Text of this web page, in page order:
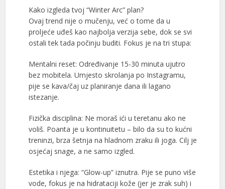
Kako izgleda tvoj “Winter Arc” plan?
Ovaj trend nije o mučenju, već o tome da u
proljeće uđeš kao najbolja verzija sebe, dok se svi
ostali tek tada počinju buditi. Fokus je na tri stupa:
Mentalni reset: Određivanje 15-30 minuta ujutro
bez mobitela. Umjesto skrolanja po Instagramu,
pije se kava/čaj uz planiranje dana ili lagano
istezanje.
Fizička disciplina: Ne moraš ići u teretanu ako ne
voliš. Poanta je u kontinuitetu – bilo da su to kućni
treninzi, brza šetnja na hladnom zraku ili joga. Cilj je
osjećaj snage, a ne samo izgled.
Estetika i njega: “Glow-up” iznutra. Pije se puno više
vode, fokus je na hidrataciji kože (jer je zrak suh) i